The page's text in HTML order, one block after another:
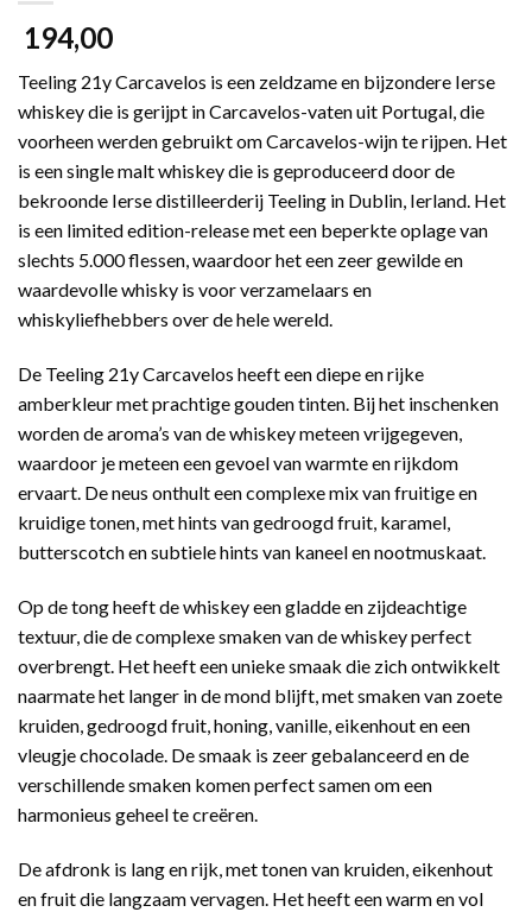
194,00
Teeling 21y Carcavelos is een zeldzame en bijzondere Ierse
whiskey die is gerijpt in Carcavelos-vaten uit Portugal, die
voorheen werden gebruikt om Carcavelos-wijn te rijpen. Het
is een single malt whiskey die is geproduceerd door de
bekroonde Ierse distilleerderij Teeling in Dublin, Ierland. Het
is een limited edition-release met een beperkte oplage van
slechts 5.000 flessen, waardoor het een zeer gewilde en
waardevolle whisky is voor verzamelaars en
whiskyliefhebbers over de hele wereld.
De Teeling 21y Carcavelos heeft een diepe en rijke
amberkleur met prachtige gouden tinten. Bij het inschenken
worden de aroma’s van de whiskey meteen vrijgegeven,
waardoor je meteen een gevoel van warmte en rijkdom
ervaart. De neus onthult een complexe mix van fruitige en
kruidige tonen, met hints van gedroogd fruit, karamel,
butterscotch en subtiele hints van kaneel en nootmuskaat.
Op de tong heeft de whiskey een gladde en zijdeachtige
textuur, die de complexe smaken van de whiskey perfect
overbrengt. Het heeft een unieke smaak die zich ontwikkelt
naarmate het langer in de mond blijft, met smaken van zoete
kruiden, gedroogd fruit, honing, vanille, eikenhout en een
vleugje chocolade. De smaak is zeer gebalanceerd en de
verschillende smaken komen perfect samen om een
harmonieus geheel te creëren.
De afdronk is lang en rijk, met tonen van kruiden, eikenhout
en fruit die langzaam vervagen. Het heeft een warm en vol